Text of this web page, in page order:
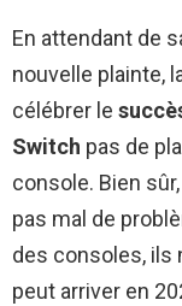
En attendant de
nouvelle plainte,
célébrer le
Switch pas de
console. Bien
pas mal de
des consoles, ils
peut arriver en